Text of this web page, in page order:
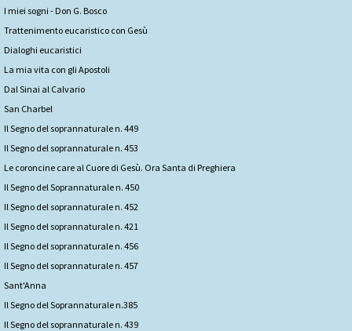
I miei sogni - Don G. Bosco
Trattenimento eucaristico con Gesù
Dialoghi eucaristici
La mia vita con gli Apostoli
Dal Sinai al Calvario
San Charbel
Il Segno del soprannaturale n. 449
Il Segno del soprannaturale n. 453
Le coroncine care al Cuore di Gesù. Ora Santa di Preghiera
Il Segno del Soprannaturale n. 450
Il Segno del soprannaturale n. 452
Il Segno del soprannaturale n. 421
Il Segno del soprannaturale n. 456
Il Segno del soprannaturale n. 457
Sant'Anna
Il Segno del Soprannaturale n.385
Il Segno del soprannaturale n. 439